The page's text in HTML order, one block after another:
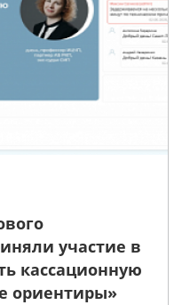
участие в
кассационную
ориентиры»